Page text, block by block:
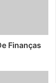
Finanças